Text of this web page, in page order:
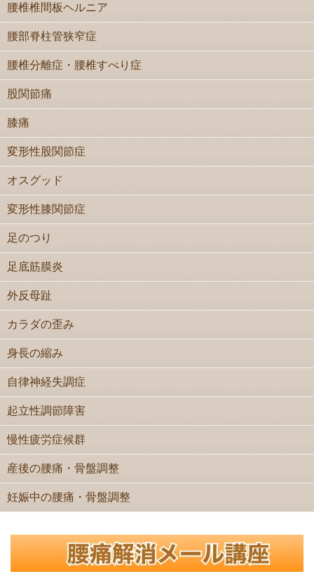
腰椎椎間板ヘルニア
腰部脊柱管狭窄症
腰椎分離症・腰椎すべり症
股関節痛
膝痛
変形性股関節症
オスグッド
変形性膝関節症
足のつり
足底筋膜炎
外反母趾
カラダの歪み
身長の縮み
自律神経失調症
起立性調節障害
慢性疲労症候群
産後の腰痛・骨盤調整
妊娠中の腰痛・骨盤調整